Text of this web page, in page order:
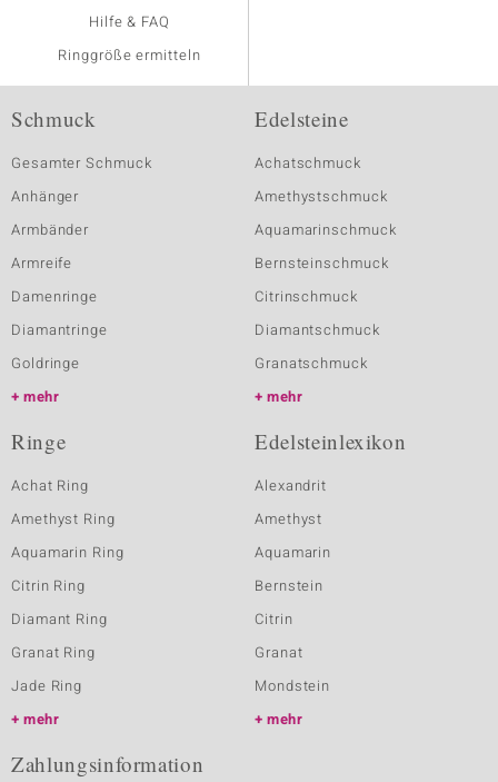
Hilfe & FAQ
Ringgröße ermitteln
Schmuck
Gesamter Schmuck
Anhänger
Armbänder
Armreife
Damenringe
Diamantringe
Goldringe
mehr
Edelsteine
Achatschmuck
Amethystschmuck
Aquamarinschmuck
Bernsteinschmuck
Citrinschmuck
Diamantschmuck
Granatschmuck
mehr
Ringe
Achat Ring
Amethyst Ring
Aquamarin Ring
Citrin Ring
Diamant Ring
Granat Ring
Jade Ring
mehr
Edelsteinlexikon
Alexandrit
Amethyst
Aquamarin
Bernstein
Citrin
Granat
Mondstein
mehr
Zahlungsinformation